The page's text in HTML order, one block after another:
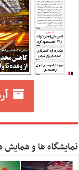
نمایشگاه ها و همایش